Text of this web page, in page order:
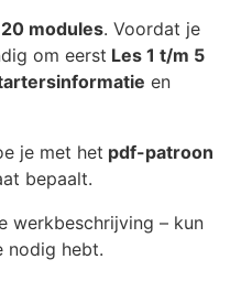
20 modules. Voordat je
om eerst Les 1 t/m 5
en
je met het pdf-patroon
bepaalt.
werkbeschrijving – kun
nodig hebt.